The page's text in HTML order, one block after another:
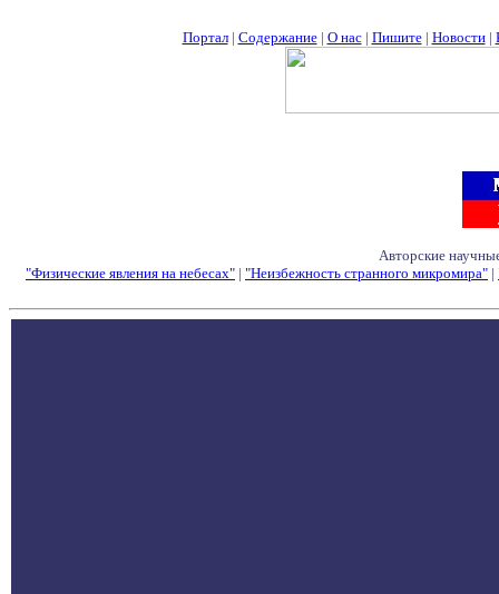
Портал| Содержание| О нас| Пишите| Новости|
Авторские
"Физические явления на небесах" | "Неизбежность странного микромира" |